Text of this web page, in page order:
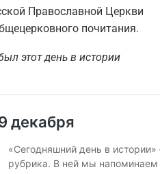
Православной Церкви
почитания.
этот день в истории